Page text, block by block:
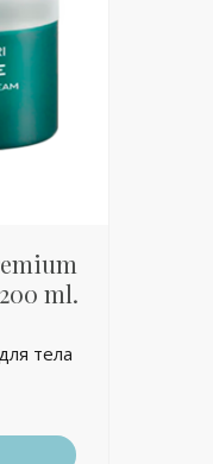
ml.
тела